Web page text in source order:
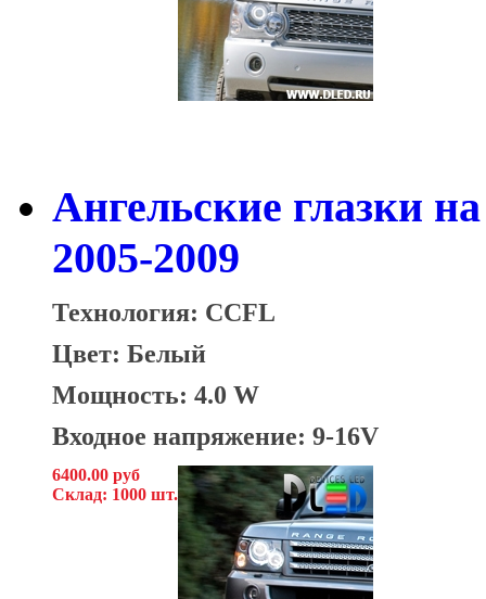
Ангельские глазки
2005-2009
Технология: CCFL
Цвет: Белый
Мощность: 4.0 W
Входное напряжение: 9-16V
6400.00 руб
Склад: 1000 шт.